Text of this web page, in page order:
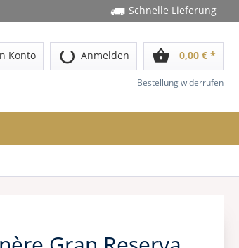
Schnelle Lieferung
Konto Anmelden shopping_basket 0,00 € *
Bestellung widerrufen